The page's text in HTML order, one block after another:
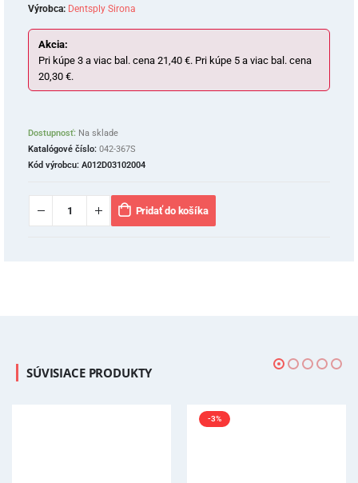
Výrobca: Dentsply Sirona
Akcia:
Pri kúpe 3 a viac bal. cena 21,40 €. Pri kúpe 5 a viac bal. cena
20,30 €.
Dostupnosť: Na sklade
Katalógové číslo: 042-367S
Kód výrobcu: A012D03102004
Pridať do košíka
SÚVISIACE PRODUKTY
-3%